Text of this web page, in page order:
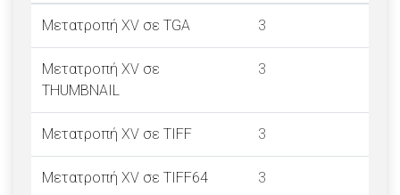
Μετατροπή XV σε TGA 3
Μετατροπή XV σε
THUMBNAIL
3
Μετατροπή XV σε TIFF 3
Μετατροπή XV σε TIFF64 3